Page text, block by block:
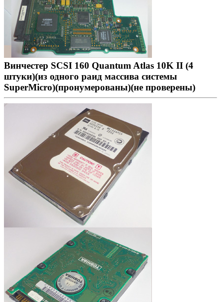
Винчестер SCSI 160 Quantum Atlas 10K II (4
штуки)(из одного раид массива системы
SuperMicro)(пронумерованы)(не проверены)